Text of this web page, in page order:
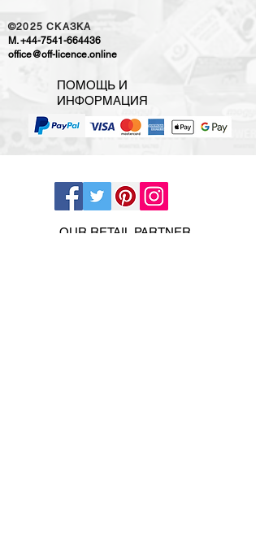
©2025CKAЗKA
M.+44-7541-664436
office@off-licence.online
ПОМОЩЬ И
ИНФОРМАЦИЯ
OUR RETAIL PARTNER